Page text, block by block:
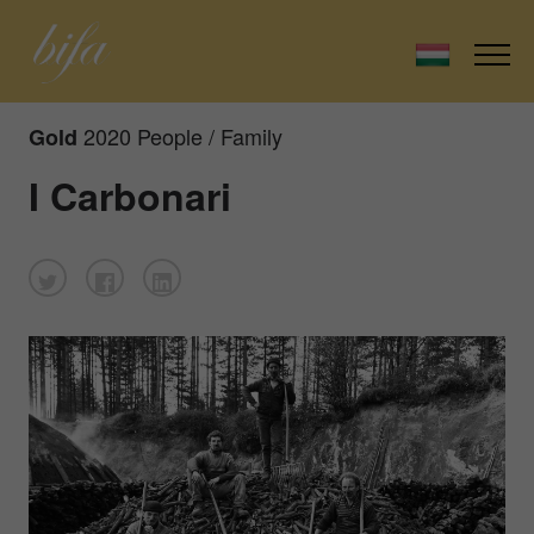
Gold 2020 People / Family
I Carbonari